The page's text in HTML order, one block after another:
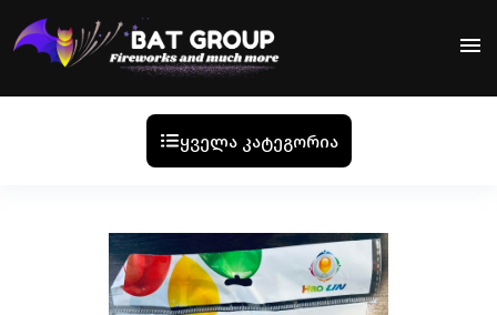
menu
ყველა კატეგორია